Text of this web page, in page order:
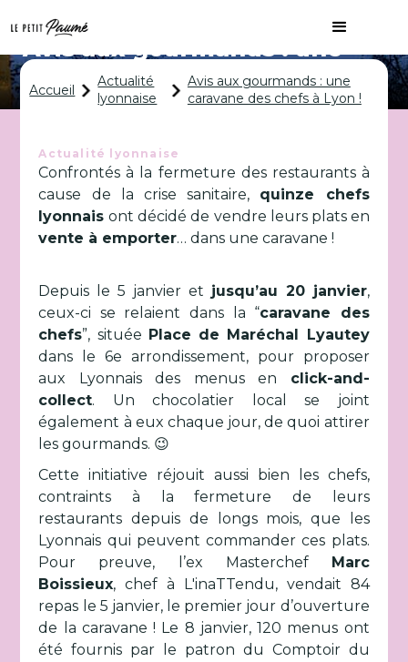
Avis aux gourmands : une
caravane des chefs à Lyon !
Accueil
Actualité
lyonnaise
Avis aux gourmands : une
caravane des chefs à Lyon !
Actualité lyonnaise
Confrontés à la fermeture des restaurants à
cause de la crise sanitaire, quinze chefs
lyonnaisont décidé de vendre leurs plats en
vente à emporter… dans une caravane !
Depuis le 5 janvier et jusqu’au 20 janvier,
ceux-ci se relaient dans la “caravane des
chefs”, située Place de Maréchal Lyautey
dans le 6e arrondissement, pour proposer
aux Lyonnais des menus en click-and-
collect. Un chocolatier local se joint
également à eux chaque jour, de quoi attirer
les gourmands. 😉
Cette initiative réjouit aussi bien les chefs,
contraints à la fermeture de leurs
restaurants depuis de longs mois, que les
Lyonnais qui peuvent commander ces plats.
Pour preuve, l’ex Masterchef Marc
Boissieux, chef à L'inaTTendu, vendait 84
repas le 5 janvier, le premier jour d’ouverture
de la caravane ! Le 8 janvier, 120 menus ont
été fournis par le patron du Comptoir du